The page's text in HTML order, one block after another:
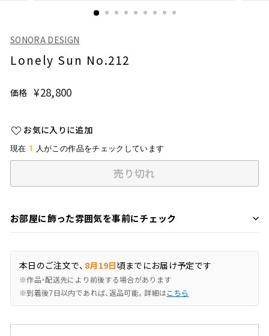
SONORA DESIGN
Lonely Sun No.212
価格
通
格
¥28,800
お気に入りに追加
現在 1 人がこの作品をチェックしています
売り切れ
お部屋に飾った雰囲気を事前にチェック
本日のご注文で、 8月19日 頃までにお届け予定です
※作品・配送先により前後する場合があります
※到着後7日以内であれば、返品可能。詳細はこちら